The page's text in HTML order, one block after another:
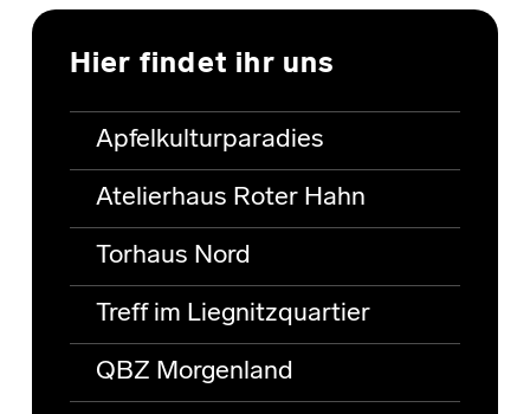
Hier findet ihr uns
Apfelkulturparadies
Atelierhaus Roter Hahn
Torhaus Nord
Treff im Liegnitzquartier
QBZ Morgenland